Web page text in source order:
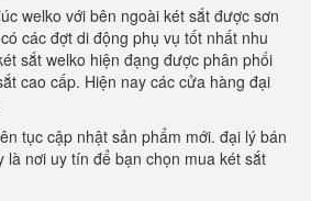
welko với bên ngoài két sắt được sơn
các đợt di động phụ vụ tốt nhất nhu
sắt welko hiện đạng được phân phối
cao cấp. Hiện nay các cửa hàng đại
tục cập nhật sản phẩm mới. đại lý bán
là nơi uy tín để bạn chọn mua két sắt